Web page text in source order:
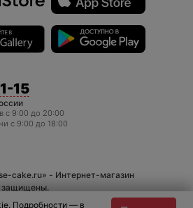
15
c 9:00 до 20:00
с 9:00 до 18:00
cake.ru» - Интернет-магазин
защищены.
Подробности — в